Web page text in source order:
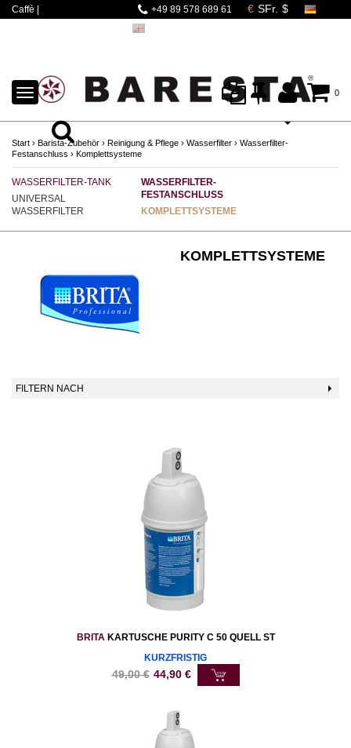
Caffè |
+49 89 578 689 61
0
TOGGLE
NAVIGATION
Start › Barista-Zubehör › Reinigung & Pflege › Wasserfilter › Wasserfilter-
Festanschluss › Komplettsysteme
WASSERFILTER-TANK
UNIVERSAL
WASSERFILTER
WASSERFILTER-
FESTANSCHLUSS
KOMPLETTSYSTEME
KOMPLETTSYSTEME
FILTERN NACH
BRITAKARTUSCHE PURITY C 50 QUELL ST
KURZFRISTIG
49,00€ 44,90€